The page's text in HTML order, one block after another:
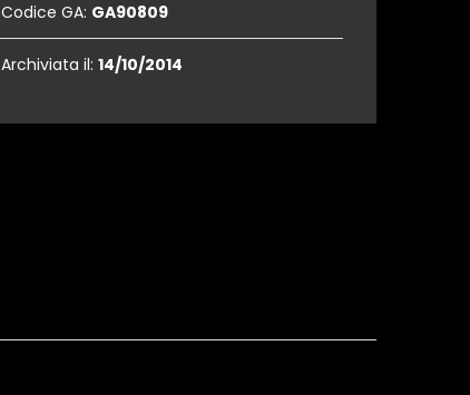
Codice GA: GA90809
Archiviata il: 14/10/2014